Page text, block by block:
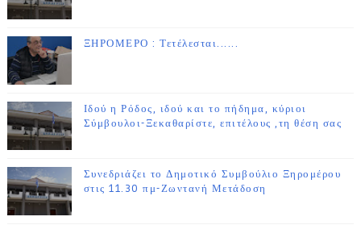
ΞΗΡΟΜΕΡΟ : Τετέλεσται......
Ιδού η Ρόδος, ιδού και το πήδημα, κύριοι
Σύμβουλοι-Ξεκαθαρίστε, επιτέλους ,τη θέση σας
Συνεδριάζει το Δημοτικό Συμβούλιο Ξηρομέρου
στις 11.30 πμ-Ζωντανή Μετάδοση